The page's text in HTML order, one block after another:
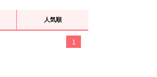
人気順
1